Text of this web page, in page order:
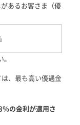
あるお客さま（優
、最も高い優遇金
の金利が適用さ